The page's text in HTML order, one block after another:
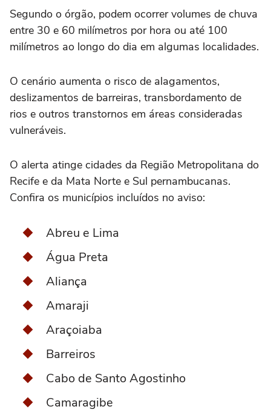
Segundo o órgão, podem ocorrer volumes de chuva
entre 30 e 60 milímetros por hora ou até 100
milímetros ao longo do dia em algumas localidades.
O cenário aumenta o risco de alagamentos,
deslizamentos de barreiras, transbordamento de
rios e outros transtornos em áreas consideradas
vulneráveis.
O alerta atinge cidades da Região Metropolitana do
Recife e da Mata Norte e Sul pernambucanas.
Confira os municípios incluídos no aviso:
Abreu e Lima
Água Preta
Aliança
Amaraji
Araçoiaba
Barreiros
Cabo de Santo Agostinho
Camaragibe